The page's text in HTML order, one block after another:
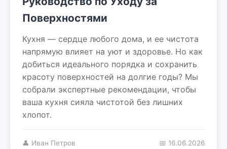
Поверхностями
Кухня — сердце любого дома, и ее чистота
напрямую влияет на уют и здоровье. Но как
добиться идеального порядка и сохранить
красоту поверхностей на долгие годы? Мы
собрали экспертные рекомендации, чтобы
ваша кухня сияла чистотой без лишних
хлопот.
👤 Иван Петров 📅 16.06.2026